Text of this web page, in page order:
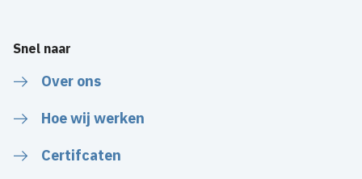
Snel naar
Over ons
Hoe wij werken
Certifcaten